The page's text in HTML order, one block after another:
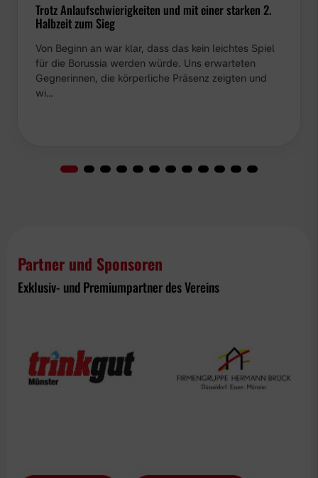
Trotz Anlaufschwierigkeiten und mit einer starken 2.
Halbzeit zum Sieg
Von Beginn an war klar, dass das kein leichtes Spiel
für die Borussia werden würde. Uns erwarteten
Gegnerinnen, die körperliche Präsenz zeigten und
wi…
Partner und Sponsoren
Exklusiv- und Premiumpartner des Vereins